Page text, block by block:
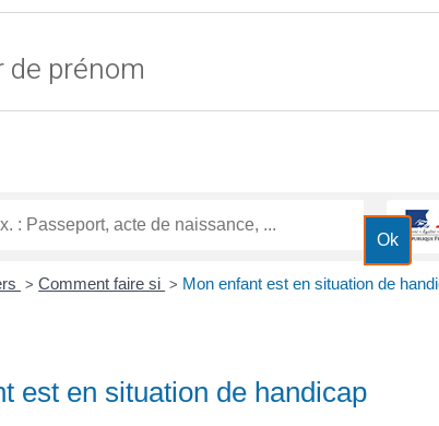
de prénom
> Comment faire si > Mon enfant est en situation de
est en situation de handicap